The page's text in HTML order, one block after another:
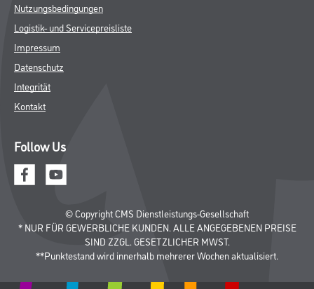
Nutzungsbedingungen
Logistik- und Servicepreisliste
Impressum
Datenschutz
Integrität
Kontakt
Follow Us
© Copyright CMS Dienstleistungs-Gesellschaft
* NUR FÜR GEWERBLICHE KUNDEN. ALLE ANGEGEBENEN PREISE
SIND ZZGL. GESETZLICHER MWST.
**Punktestand wird innerhalb mehrerer Wochen aktualisiert.